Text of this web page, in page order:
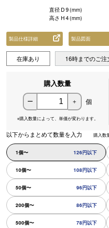
直径D9(mm)
高さ H4(mm)
製品仕様詳細 製品図面
在庫あり 16時までのご
購入数量
ー ＋ 個
※購入数量によって、 単価が変わります。
以下からまとめて数量を入力 購入数
1個〜 126円以下
10個〜 108円以下
50個〜 96円以下
200個〜 86円以下
500個〜 78円以下